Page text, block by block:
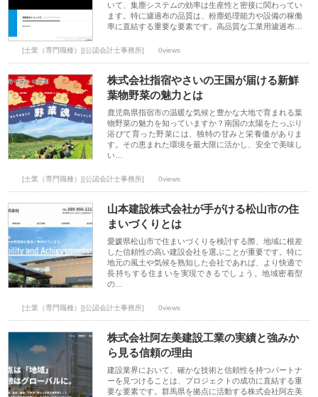
いて、集塵システムの効率は生産性と密接に関わってい
ます。特に濾過布の品質は、粉塵処理能力や設備の稼働
率に直結する重要な要素です。高品質な工業用濾過布…
[士業（専門職種）][公認会計士事務所] 0views
株式会社指宿やさいの王国が届ける新鮮
葉物野菜の魅力とは
鹿児島県指宿市の温暖な気候と豊かな大地で育まれる葉
物野菜の魅力を知っていますか？南国の太陽をたっぷり
浴びて育った野菜には、独特の甘みと栄養価がありま
す。その恵まれた環境を最大限に活かし、安全で美味し
い…
[士業（専門職種）][公認会計士事務所] 0views
山本建設株式会社が手がける松山市の住
まいづくりとは
愛媛県松山市で住まいづくりを検討する際、地域に根差
した信頼性の高い建設会社を選ぶことが重要です。特に
地元の風土や気候を熟知した会社であれば、より快適で
長持ちする住まいを実現できるでしょう。地域密着型
の…
[士業（専門職種）][公認会計士事務所] 0views
株式会社阿左美建設工業の実績と強みか
ら見る信頼の理由
建設業界において、確かな技術と信頼性を持つパートナ
ーを見つけることは、プロジェクトの成功に直結する重
要な要素です。群馬県を拠点に活動する株式会社阿左美